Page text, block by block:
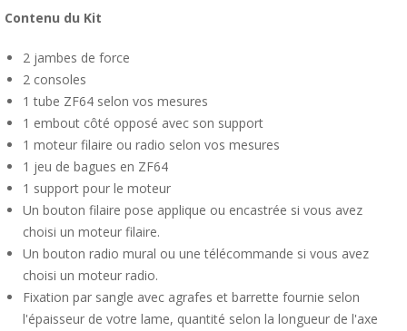
Contenu du Kit
2 jambes de force
2 consoles
1 tube ZF64 selon vos mesures
1 embout côté opposé avec son support
1 moteur filaire ou radio selon vos mesures
1 jeu de bagues en ZF64
1 support pour le moteur
Un bouton filaire pose applique ou encastrée si vous avez
choisi un moteur filaire.
Un bouton radio mural ou une télécommande si vous avez
choisi un moteur radio.
Fixation par sangle avec agrafes et barrette fournie selon
l'épaisseur de votre lame, quantité selon la longueur de l'axe